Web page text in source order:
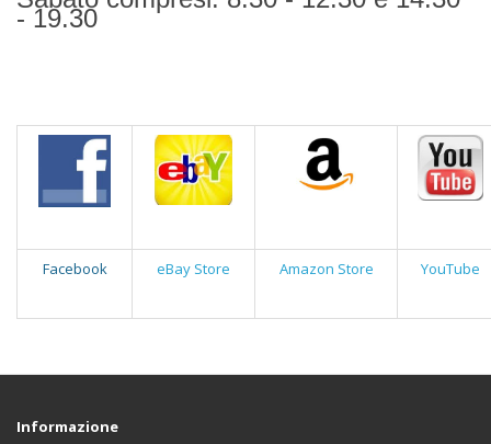
- 19.30
Facebook eBay Store Amazon Store YouTube
Informazione